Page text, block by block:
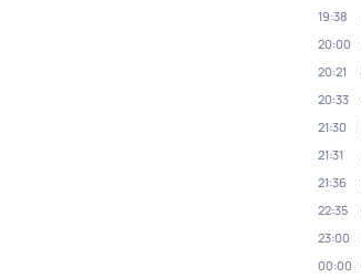
19:38
20:00
20:21
20:33
21:30
21:31
21:36
22:35
23:00
00:00